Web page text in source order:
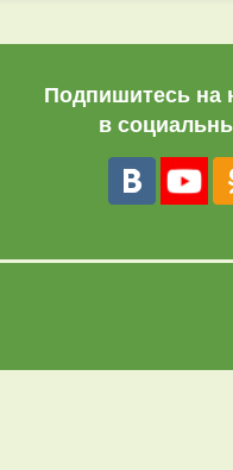
Подпишитесь на
в